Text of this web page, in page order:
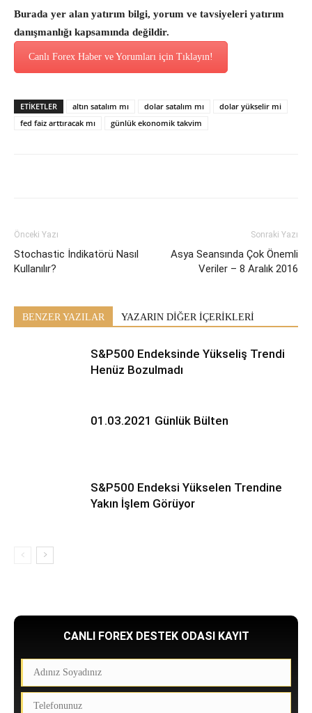
Burada yer alan yatırım bilgi, yorum ve tavsiyeleri yatırım
danışmanlığı kapsamında değildir.
Canlı Forex Haber ve Yorumları için Tıklayın!
ETİKETLER altın satalım mı dolar satalım mı
dolar yükselir mi
fed faiz arttıracak mı
günlük ekonomik takvim
Önceki Yazı
Stochastic İndikatörü Nasıl
Kullanılır?
Sonraki Yazı
Asya Seansında Çok Önemli
Veriler – 8 Aralık 2016
BENZER YAZILAR YAZARIN DİĞER İÇERİKLERİ
S&P500 Endeksinde Yükseliş Trendi
Henüz Bozulmadı
01.03.2021 Günlük Bülten
S&P500 Endeksi Yükselen Trendine
Yakın İşlem Görüyor
CANLI FOREX DESTEK ODASI KAYIT